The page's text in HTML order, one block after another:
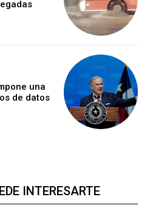
una
de datos
INTERESARTE